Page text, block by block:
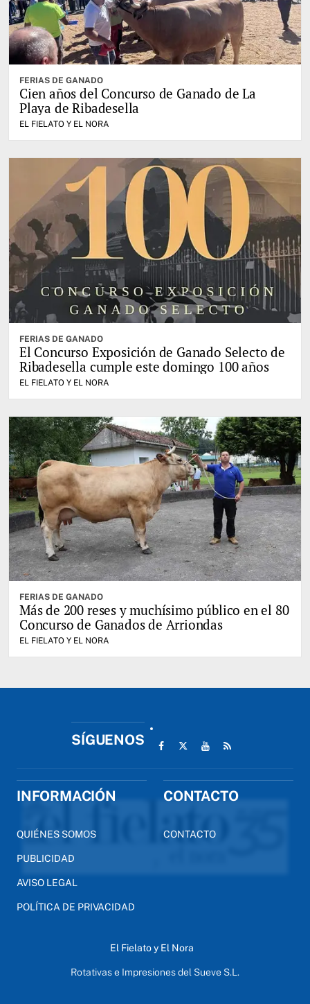
FERIAS DE GANADO
Cien años del Concurso de Ganado de La
Playa de Ribadesella
EL FIELATO Y EL NORA
FERIAS DE GANADO
El Concurso Exposición de Ganado Selecto de
Ribadesella cumple este domingo 100 años
EL FIELATO Y EL NORA
FERIAS DE GANADO
Más de 200 reses y muchísimo público en el 80
Concurso de Ganados de Arriondas
EL FIELATO Y EL NORA
SÍGUENOS
INFORMACIÓN
QUIÉNES SOMOS
PUBLICIDAD
AVISO LEGAL
POLÍTICA DE PRIVACIDAD
CONTACTO
CONTACTO
El Fielato y El Nora
Rotativas e Impresiones del Sueve S.L.